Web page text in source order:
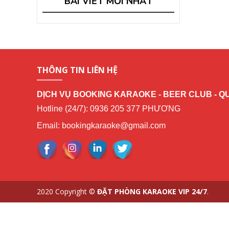
THÔNG TIN LIÊN HỆ
DỊCH VỤ BOOKING KARAOKE - BEER CLUB -
Hotline (24/7): 0936 205 377 PHƯƠNG
Email: bookingkaraoke@gmail.com
2020 Copyright © ĐẶT PHÒNG KARAOKE VIP 24/7.